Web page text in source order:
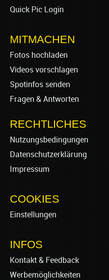
Quick Pic Login
MITMACHEN
Fotos hochladen
Videos vorschlagen
Spotinfos senden
Fragen & Antworten
RECHTLICHES
Nutzungsbedingungen
Datenschutzerklärung
Impressum
COOKIES
Einstellungen
INFOS
Kontakt & Feedback
Werbemöglichkeiten